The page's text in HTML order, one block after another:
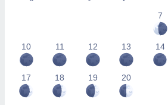
7
10 11 12 13 14
17 18 19 20